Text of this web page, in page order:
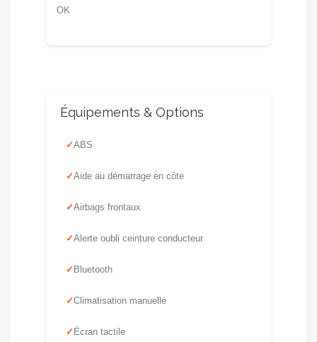
OK
Équipements & Options
ABS
Aide au démarrage en côte
Airbags frontaux
Alerte oubli ceinture conducteur
Bluetooth
Climatisation manuelle
Écran tactile